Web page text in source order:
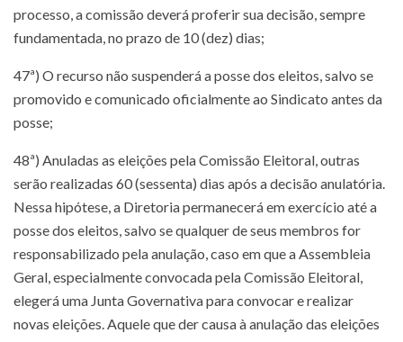
processo, a comissão deverá proferir sua decisão, sempre
fundamentada, no prazo de 10 (dez) dias;
47ª) O recurso não suspenderá a posse dos eleitos, salvo se
promovido e comunicado oficialmente ao Sindicato antes da
posse;
48ª) Anuladas as eleições pela Comissão Eleitoral, outras
serão realizadas 60 (sessenta) dias após a decisão anulatória.
Nessa hipótese, a Diretoria permanecerá em exercício até a
posse dos eleitos, salvo se qualquer de seus membros for
responsabilizado pela anulação, caso em que a Assembleia
Geral, especialmente convocada pela Comissão Eleitoral,
elegerá uma Junta Governativa para convocar e realizar
novas eleições. Aquele que der causa à anulação das eleições